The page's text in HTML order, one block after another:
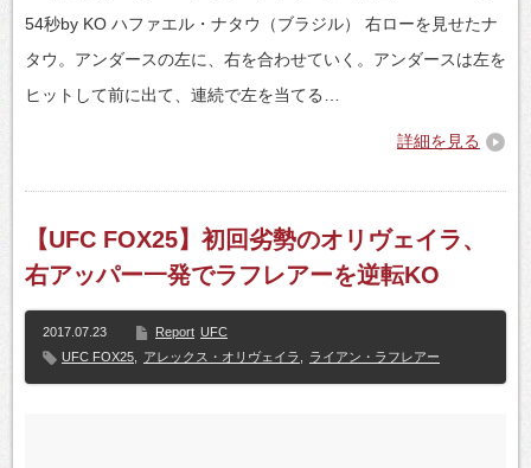
54秒by KO ハファエル・ナタウ（ブラジル） 右ローを見せたナ
タウ。アンダースの左に、右を合わせていく。アンダースは左を
ヒットして前に出て、連続で左を当てる…
詳細を見る
【UFC FOX25】初回劣勢のオリヴェイラ、
右アッパー一発でラフレアーを逆転KO
2017.07.23 Report UFC
UFC FOX25
アレックス・オリヴェイラ ライアン・ラフレアー